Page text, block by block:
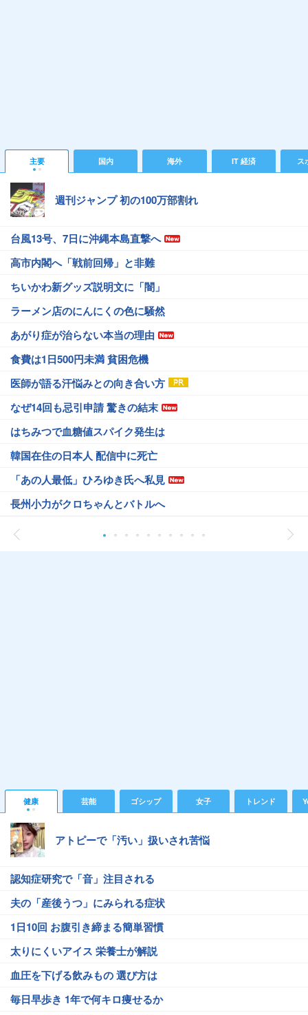
主要 国内 海外 IT 経済 ス
週刊ジャンプ 初の100万部割れ
台風13号、7日に沖縄本島直撃へ
高市内閣へ「戦前回帰」と非難
ちいかわ新グッズ説明文に「闇」
ラーメン店のにんにくの色に騒然
あがり症が治らない本当の理由
食費は1日500円未満 貧困危機
医師が語る汗悩みとの向き合い方
なぜ14回も忌引申請 驚きの結末
はちみつで血糖値スパイク発生は
韓国在住の日本人 配信中に死亡
「あの人最低」ひろゆき氏へ私見
長州小力がクロちゃんとバトルへ
健康 芸能 ゴシップ 女子 トレンド
アトピーで「汚い」扱いされ苦悩
認知症研究で「音」注目される
夫の「産後うつ」にみられる症状
1日10回 お腹引き締まる簡単習慣
太りにくいアイス 栄養士が解説
血圧を下げる飲みもの 選び方は
毎日早歩き 1年で何キロ痩せるか